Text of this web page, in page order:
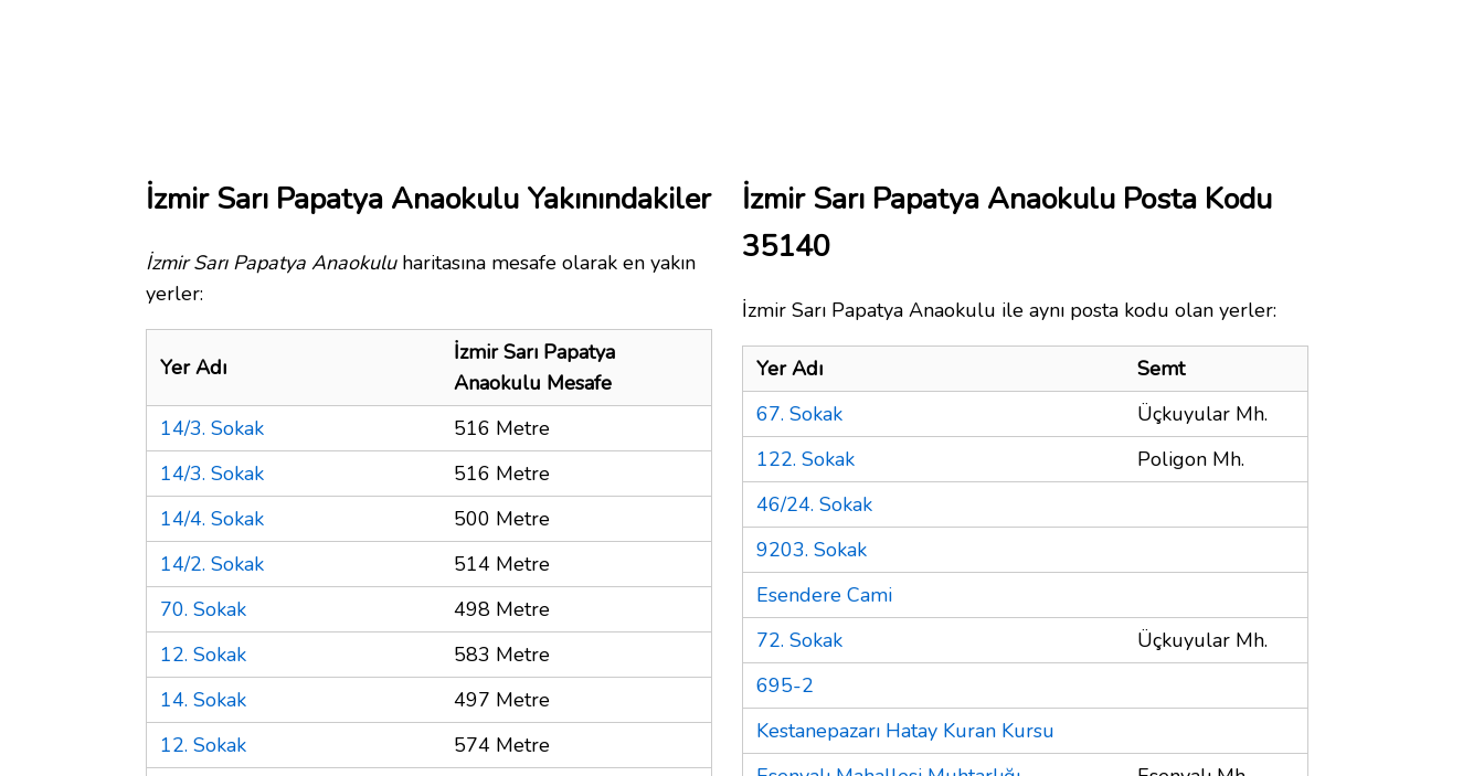
İzmir Sarı Papatya Anaokulu Yakınındakiler
İzmir Sarı Papatya Anaokuluharitasına mesafe olarak en yakın
yerler:
Yer Adı
İzmir Sarı Papatya
Anaokulu Mesafe
14/3. Sokak
516 Metre
14/3. Sokak
516 Metre
14/4. Sokak
500 Metre
14/2. Sokak
514 Metre
70. Sokak
498 Metre
12. Sokak
583 Metre
14. Sokak
497 Metre
12. Sokak
574 Metre
İzmir Sarı Papatya Anaokulu Posta Kodu
35140
İzmir Sarı Papatya Anaokulu ile aynı posta kodu olan yerler:
Yer Adı
Semt
67. Sokak
Üçkuyular Mh.
122. Sokak
Poligon Mh.
46/24. Sokak
9203. Sokak
Esendere Cami
72. Sokak
Üçkuyular Mh.
695-2
Kestanepazarı Hatay Kuran Kursu